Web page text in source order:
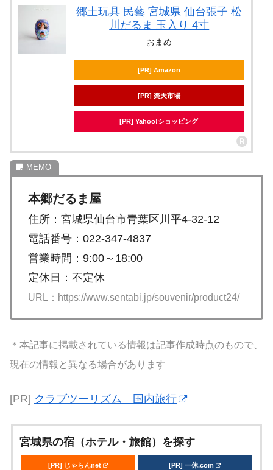
郷土玩具 民藝 宮城県 仙台張子 松
川だるま 玉入り 4寸
おまめ
[PR] Amazon
[PR] 楽天市場
[PR] Yahoo!ショッピング
本郷だるま屋
住所：宮城県仙台市青葉区川平4-32-12
電話番号：022-347-4837
営業時間：9:00～18:00
定休日：不定休
URL：https://www.sentabi.jp/souvenir/product24/
＊本記事に掲載されている情報は記事作成時点のもので、
現在の情報と異なる場合があります
[PR] クラブツーリズム 国内旅行
宮城県の宿（ホテル・旅館）を探す
[PR] じゃらんnet [PR] 一休.com